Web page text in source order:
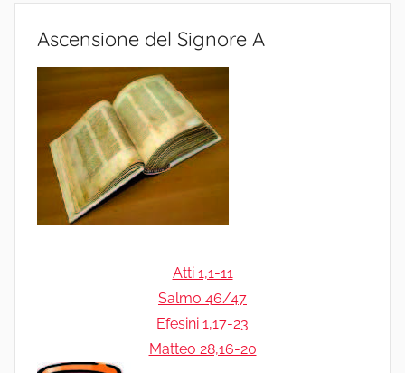
Ascensione del Signore A
Atti 1,1-11
Salmo 46/47
Efesini 1,17-23
Matteo 28,16-20